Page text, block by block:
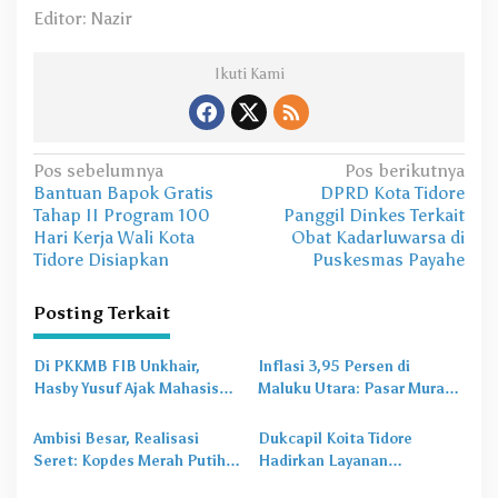
Editor: Nazir
Ikuti Kami
N
a
v
i
g
a
s
i
p
o
Pos sebelumnya
Bantuan Bapok Gratis
Tahap II Program 100
Hari Kerja Wali Kota
Tidore Disiapkan
Pos berikutnya
DPRD Kota Tidore
Panggil Dinkes Terkait
Obat Kadarluwarsa di
Puskesmas Payahe
Posting Terkait
Di PKKMB FIB Unkhair,
Hasby Yusuf Ajak Mahasiswa
Budaya dan Literasi
Inflasi 3,95 Persen di
Maluku Utara: Pasar Murah
Masalah Baru
Ambisi Besar, Realisasi
Seret: Kopdes Merah Putih
Dukcapil Koita Tidore
Hadirkan Layanan